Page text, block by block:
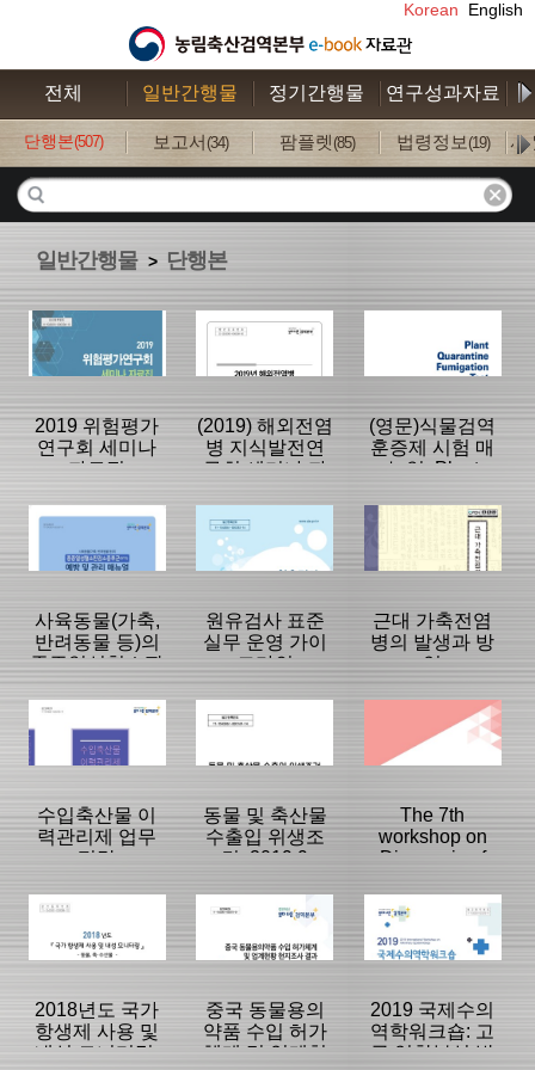
Korean English
전체 일반간행물 정기간행물 연구성과자료
단행본(507) 보고서 (34) 팜플렛 (85) 법령정보(19) 사
일반간행물 > 단행본
2019 위험평가
연구회 세미나
자료집
분류명 : 단행본
|
2019/12/20
(2019) 해외전염
병 지식발전연
구회 세미나 자
분류명 : 단행본
2019/12/10
(영문)식물검역
훈증제 시험 매
뉴얼: Plant
fumigation test
handbook
분류명 : 단행본
|
2019/12/09
사육동물(가축,
반려동물 등)의
중증열성혈소판
감소증후군
(SFTS) 예방 및
관리 매뉴얼
분류명 : 단행본
|
2019/12/06
원유검사 표준
실무 운영 가이
드라인
분류명 : 단행본
|
2019/11/04
근대 가축전염
병의 발생과 방
역
분류명 : 단행본
2019/10/28
수입축산물 이
력관리제 업무
편람
분류명 : 단행본
|
동물 및 축산물
수출입 위생조
건: 2019.9
분류명 : 단행본
|
The 7th
workshop on
Diagnosis of
Diseases
분류명 : 단행본
|
2018년도 국가
항생제 사용 및
내성 모니터링:
중국 동물용의
약품 수입 허가
체계 및 업계현
2019 국제수의
역학워크숍: 고
급 역학분석 방